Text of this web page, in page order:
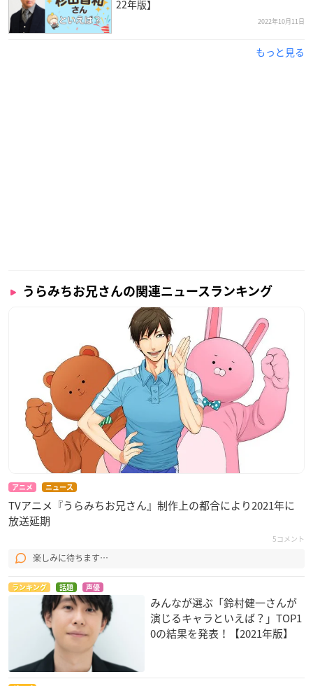
22年版】
2022年10月11日
もっと見る
うらみちお兄さんの関連ニュースランキング
アニメ ニュース
TVアニメ『うらみちお兄さん』制作上の都合により2021年に
放送延期
5コメント
楽しみに待ちます…
ランキング 話題 声優
みんなが選ぶ「鈴村健一さんが
演じるキャラといえば？」TOP1
0の結果を発表！【2021年版】